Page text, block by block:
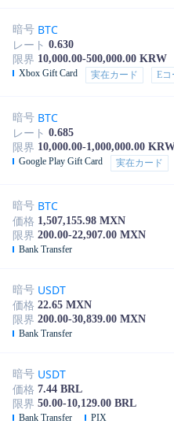
暗号 BTC
レート 0.630
限界 10,000.00-500,000.00 KRW
Xbox Gift Card 実在カード Eコ
暗号 BTC
レート 0.685
限界 10,000.00-1,000,000.00
Google Play Gift Card 実在カード
暗号 BTC
価格 1,507,155.98 MXN
限界 200.00-22,907.00 MXN
Bank Transfer
暗号 USDT
価格 22.65 MXN
限界 200.00-30,839.00 MXN
Bank Transfer
暗号 USDT
価格 7.44 BRL
限界 50.00-10,129.00 BRL
Bank Transfer PIX